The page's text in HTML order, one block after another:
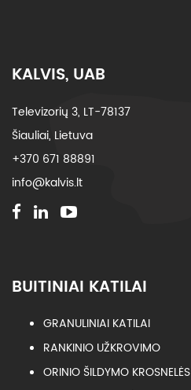
KALVIS, UAB
Televizorių 3, LT-78137
Šiauliai, Lietuva
+370 671 88891
info@kalvis.lt
BUITINIAI KATILAI
GRANULINIAI KATILAI
RANKINIO UŽKROVIMO
ORINIO ŠILDYMO KROSNELĖS